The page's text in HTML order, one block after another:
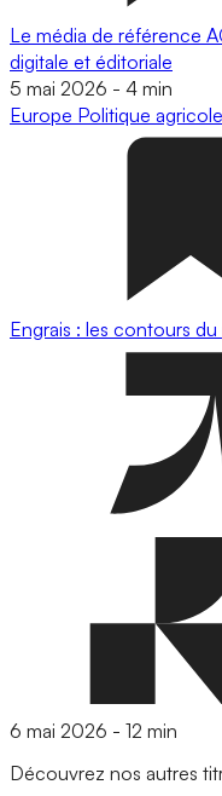
Le média de référence
digitale et éditoriale
5 mai 2026 - 4 min
Europe Politique agricole
Engrais : les contours du
6 mai 2026 - 12 min
Découvrez nos autres